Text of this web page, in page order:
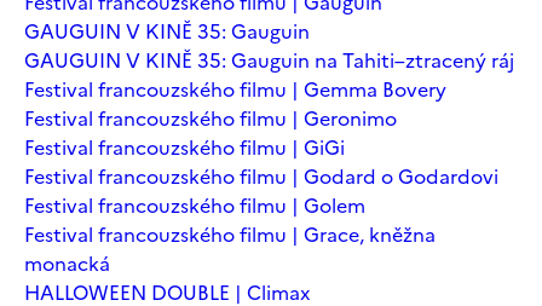
GAUGUIN V KINĚ 35: Gauguin
GAUGUIN V KINĚ 35: Gauguin na Tahiti–ztracený ráj
Festival francouzského filmu | Gemma Bovery
Festival francouzského filmu | Geronimo
Festival francouzského filmu | GiGi
Festival francouzského filmu | Godard o Godardovi
Festival francouzského filmu | Golem
Festival francouzského filmu | Grace, kněžna
monacká
HALLOWEEN DOUBLE | Climax